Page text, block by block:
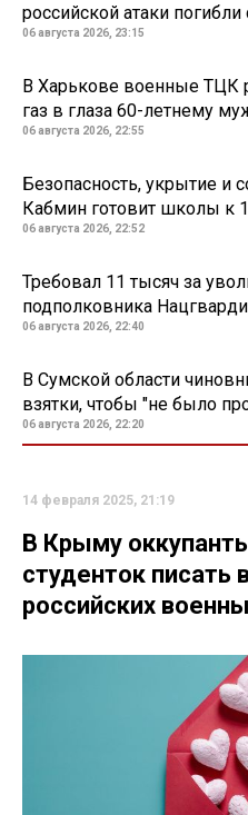
российской атаки
06 августа 2026, 23:15
В Харькове военные ТЦК
газ в глаза 60-летнему
06 августа 2026, 22:55
Безопасность, укрытие и
Кабмин готовит школы к
06 августа 2026, 22:52
Требовал 11 тысяч за
подполковника
06 августа 2026, 22:40
В Сумской области
взятки, чтобы "не было
06 августа 2026, 22:20
14 февраля 2025, 21:19
В Крыму
студенток писать
российских